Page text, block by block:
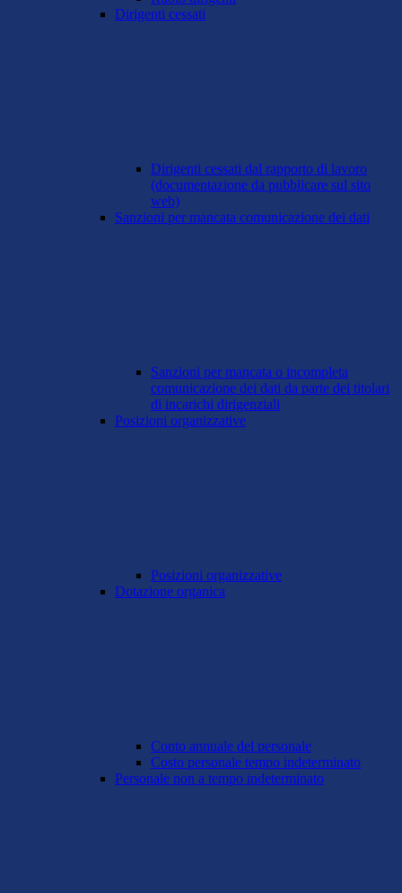
Dirigenti cessati
Dirigenti cessati dal rapporto di lavoro
(documentazione da pubblicare sul sito
web)
Sanzioni per mancata comunicazione dei dati
Sanzioni per mancata o incompleta
comunicazione dei dati da parte dei titolari
di incarichi dirigenziali
Posizioni organizzative
Posizioni organizzative
Dotazione organica
Conto annuale del personale
Costo personale tempo indeterminato
Personale non a tempo indeterminato